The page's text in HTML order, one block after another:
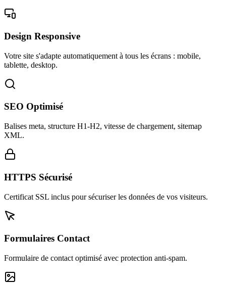
Design Responsive
Votre site s'adapte automatiquement à tous les écrans : mobile,
tablette, desktop.
SEO Optimisé
Balises meta, structure H1-H2, vitesse de chargement, sitemap
XML.
HTTPS Sécurisé
Certificat SSL inclus pour sécuriser les données de vos visiteurs.
Formulaires Contact
Formulaire de contact optimisé avec protection anti-spam.